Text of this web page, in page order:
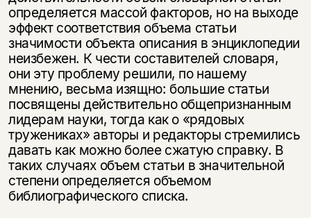
определяется массой факторов, но на выходе
эффект соответствия объема статьи
значимости объекта описания в энциклопедии
неизбежен. К чести составителей словаря,
они эту проблему решили, по нашему
мнению, весьма изящно: большие статьи
посвящены действительно общепризнанным
лидерам науки, тогда как о «рядовых
тружениках» авторы и редакторы стремились
давать как можно более сжатую справку. В
таких случаях объем статьи в значительной
степени определяется объемом
библиографического списка.